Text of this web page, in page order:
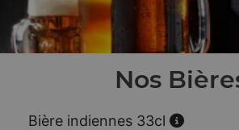
Nos
Bière indiennes 33cl